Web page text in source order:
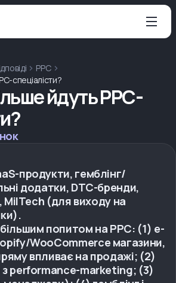
PPC
спеціалісти?
йдуть PPC-
продукти, гемблінг/
додатки, DTC-бренди,
MilTech (для виходу на
попитом на PPC: (1) e-
WooCommerce магазини,
впливає на продажі; (2)
з performance-marketing; (3)